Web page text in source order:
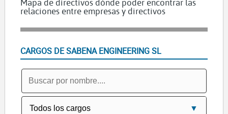
relaciones entre empresas y directivos
CARGOS DE SABENA ENGINEERING SL